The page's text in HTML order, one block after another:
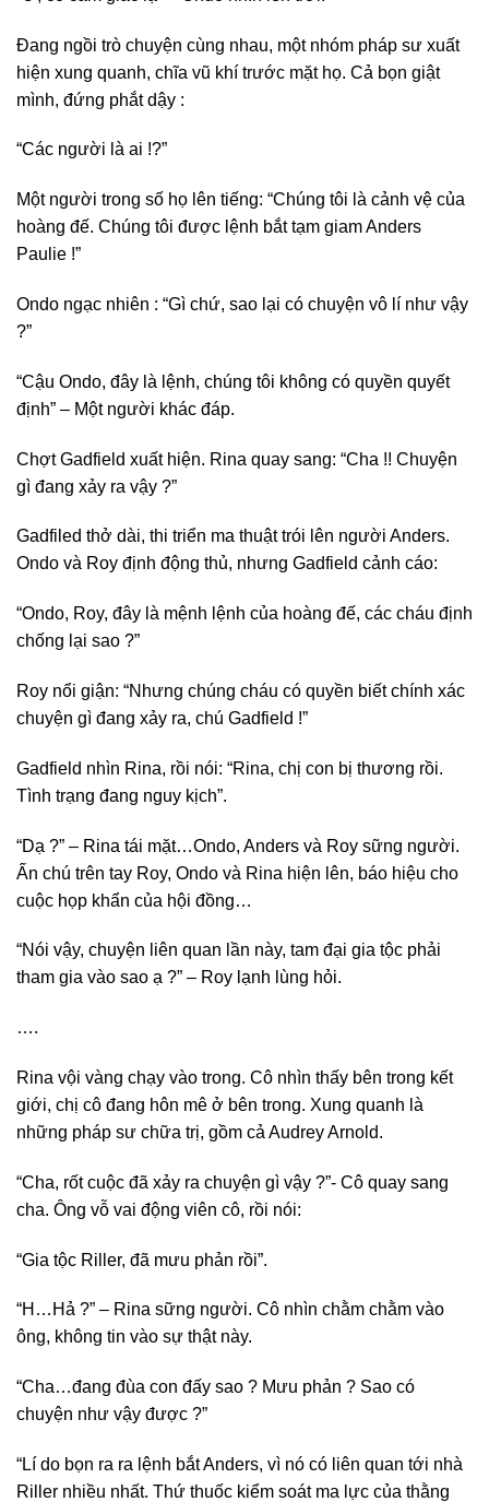
Đang ngồi trò chuyện cùng nhau, một nhóm pháp sư xuất
hiện xung quanh, chĩa vũ khí trước mặt họ. Cả bọn giật
mình, đứng phắt dậy :
“Các người là ai !?”
Một người trong số họ lên tiếng: “Chúng tôi là cảnh vệ của
hoàng đế. Chúng tôi được lệnh bắt tạm giam Anders
Paulie !”
Ondo ngạc nhiên : “Gì chứ, sao lại có chuyện vô lí như vậy
?”
“Cậu Ondo, đây là lệnh, chúng tôi không có quyền quyết
định” – Một người khác đáp.
Chợt Gadfield xuất hiện. Rina quay sang: “Cha !! Chuyện
gì đang xảy ra vậy ?”
Gadfiled thở dài, thi triển ma thuật trói lên người Anders.
Ondo và Roy định động thủ, nhưng Gadfield cảnh cáo:
“Ondo, Roy, đây là mệnh lệnh của hoàng đế, các cháu định
chống lại sao ?”
Roy nổi giận: “Nhưng chúng cháu có quyền biết chính xác
chuyện gì đang xảy ra, chú Gadfield !”
Gadfield nhìn Rina, rồi nói: “Rina, chị con bị thương rồi.
Tình trạng đang nguy kịch”.
“Dạ ?” – Rina tái mặt…Ondo, Anders và Roy sững người.
Ấn chú trên tay Roy, Ondo và Rina hiện lên, báo hiệu cho
cuộc họp khẩn của hội đồng…
“Nói vậy, chuyện liên quan lần này, tam đại gia tộc phải
tham gia vào sao ạ ?” – Roy lạnh lùng hỏi.
….
Rina vội vàng chạy vào trong. Cô nhìn thấy bên trong kết
giới, chị cô đang hôn mê ở bên trong. Xung quanh là
những pháp sư chữa trị, gồm cả Audrey Arnold.
“Cha, rốt cuộc đã xảy ra chuyện gì vậy ?”- Cô quay sang
cha. Ông vỗ vai động viên cô, rồi nói:
“Gia tộc Riller, đã mưu phản rồi”.
“H…Hả ?” – Rina sững người. Cô nhìn chằm chằm vào
ông, không tin vào sự thật này.
“Cha…đang đùa con đấy sao ? Mưu phản ? Sao có
chuyện như vậy được ?”
“Lí do bọn ra ra lệnh bắt Anders, vì nó có liên quan tới nhà
Riller nhiều nhất. Thứ thuốc kiểm soát ma lực của thằng